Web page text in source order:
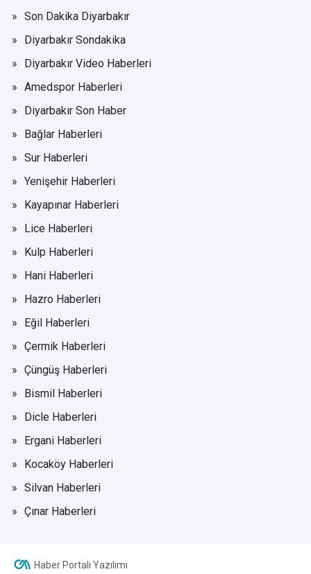
Son Dakika Diyarbakır
Diyarbakır Sondakika
Diyarbakır Video Haberleri
Amedspor Haberleri
Diyarbakır Son Haber
Bağlar Haberleri
Sur Haberleri
Yenişehir Haberleri
Kayapınar Haberleri
Lice Haberleri
Kulp Haberleri
Hani Haberleri
Hazro Haberleri
Eğil Haberleri
Çermik Haberleri
Çüngüş Haberleri
Bismil Haberleri
Dicle Haberleri
Ergani Haberleri
Kocaköy Haberleri
Silvan Haberleri
Çınar Haberleri
Haber Portalı Yazılımı